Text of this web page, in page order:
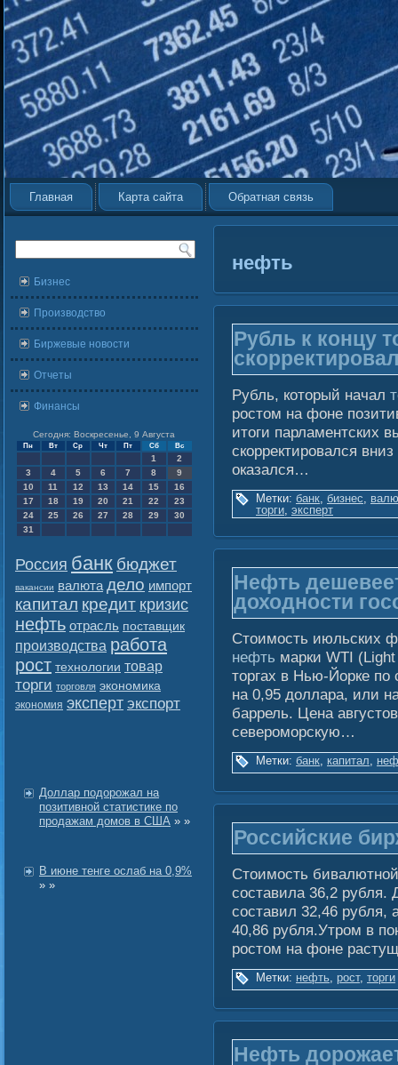
Главная Карта сайта Обратная связь
Бизнес
Производство
Биржевые новости
Отчеты
Финансы
Сегодня: Воскресенье, 9 Августа
Пн Вт Ср Чт Пт Сб Вс
1
2
3
4 5 6 7 8
9
10
11 12 13 14 15
16
17
18 19 20 21 22
23
24
25 26 27 28 29
30
31
Россия банк бюджет
вакансии валюта дело импорт
капитал кредит кризис
нефть отрасль поставщик
производства работа
рост технологии товар
торги торговля экономика
экономия эксперт экспорт
Доллар подорожал на
позитивной статистике по
продажам домов в США » »
В июне тенге ослаб на 0,9%
» »
нефть
Рубль к концу
Рубль, который начал
ростом на фоне
итоги парламентских
скорректировался
оказался…
Метки: банк, бизнес,
торги, эксперт
Нефть
доходности
Стоимость июльских
нефть марки WTI
торгах в Нью-Йорке по
на 0,95 доллара, или
баррель. Цена
североморскую…
Метки: банк, капитал,
Российские
Стоимость
составила 36,2 рубля.
составил 32,46 рубля,
40,86 рубля.Утром в
ростом на фоне
Метки: нефть, рост, торги
Нефть